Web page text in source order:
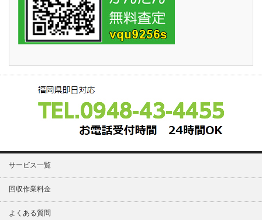
サービス一覧
回収作業料金
よくある質問